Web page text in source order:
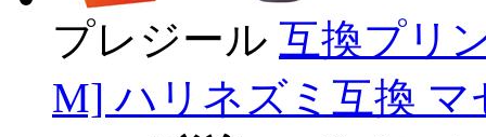
プレジール 互換プリ
M] ハリネズミ互換 マ